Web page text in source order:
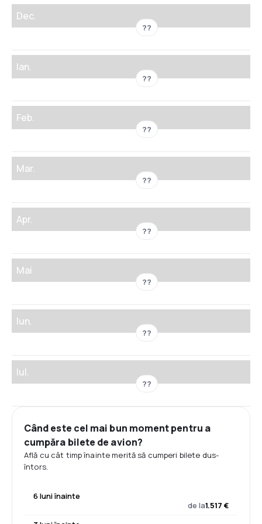
Dec.
??
Ian.
??
Feb.
??
Mar.
??
Apr.
??
Mai
??
Iun.
??
Iul.
??
Când este cel mai bun moment pentru a
cumpăra bilete de avion?
Află cu cât timp înainte merită să cumperi bilete dus-
întors.
6 luni înainte
de la1.517 €